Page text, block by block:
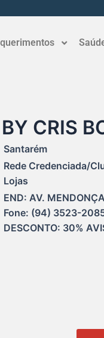
BY CRIS
Santarém
Rede Credenciada/
Lojas
END: AV.
Fone: (94) 3523-
DESCONTO: 30%